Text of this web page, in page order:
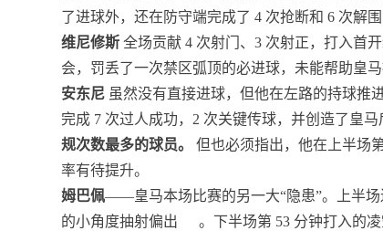
了进球外，还在防守端完成了 4 次抢断和 6 次解
维尼修斯 全场贡献 4 次射门、3 次射正，打入首
会，罚丢了一次禁区弧顶的必进球，未能帮助皇马
安东尼 虽然没有直接进球，但他在左路的持球推
完成 7 次过人成功，2 次关键传球，并创造了皇
规次数最多的球员。
但也必须指出，他在上半场
率有待提升。
姆巴佩——皇马本场比赛的另一大“隐患”。上半场
的小角度抽射偏出
。下半场第 53 分钟打入的